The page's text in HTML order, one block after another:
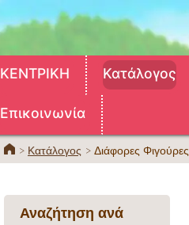
ΚΕΝΤΡΙΚΗ Κατάλογος
Επικοινωνία
ΚΕΝΤΡΙΚΗ
Κατάλογος Διάφορες Φιγούρες
Αναζήτηση ανά